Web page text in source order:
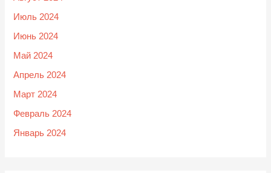
Июль 2024
Июнь 2024
Май 2024
Апрель 2024
Март 2024
Февраль 2024
Январь 2024